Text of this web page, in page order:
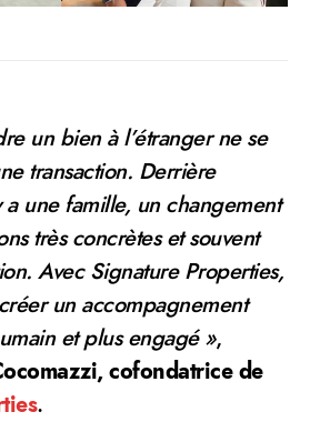
un bien à l’étranger ne se
transaction. Derrière
une famille, un changement
très concrètes et souvent
Avec Signature Properties,
un accompagnement
et plus engagé »,
cofondatrice de
.